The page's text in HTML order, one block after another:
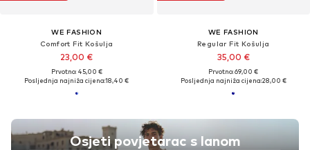
WE FASHION
Comfort Fit Košulja
23,00 €
Prvotno: 45,00 €
Posljednja najniža cijena:18,40 €
Osjeti povjetarac s lanom
WE FASHION
Regular Fit Košulja
35,00 €
Prvotno: 69,00 €
Posljednja najniža cijena:28,00 €